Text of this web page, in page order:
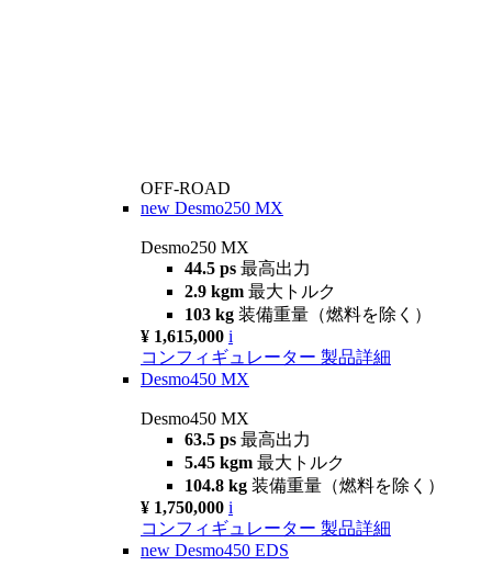
OFF-ROAD
new Desmo250 MX
Desmo250 MX
44.5 ps 最高出力
2.9 kgm 最大トルク
103 kg 装備重量（燃料を除く）
¥ 1,615,000 i
コンフィギュレーター 製品詳細
Desmo450 MX
Desmo450 MX
63.5 ps 最高出力
5.45 kgm 最大トルク
104.8 kg 装備重量（燃料を除く）
¥ 1,750,000 i
コンフィギュレーター 製品詳細
new Desmo450 EDS